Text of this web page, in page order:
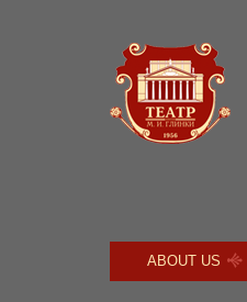
ABOUT US